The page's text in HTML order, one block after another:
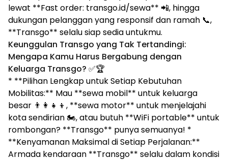
lewat **Fast order: transgo.id/sewa** 📲, hingga
dukungan pelanggan yang responsif dan ramah 📞,
**Transgo** selalu siap sedia untukmu.
Keunggulan Transgo yang Tak Tertandingi:
Mengapa Kamu Harus Bergabung dengan
Keluarga Transgo? ✅🏆
* **Pilihan Lengkap untuk Setiap Kebutuhan
Mobilitas:** Mau **sewa mobil** untuk keluarga
besar 👨‍👩‍👧‍👦, **sewa motor** untuk menjelajahi
kota sendirian 🏍️, atau butuh **WiFi portable** untuk
rombongan? **Transgo** punya semuanya! *
**Kenyamanan Maksimal di Setiap Perjalanan:**
Armada kendaraan **Transgo** selalu dalam kondisi